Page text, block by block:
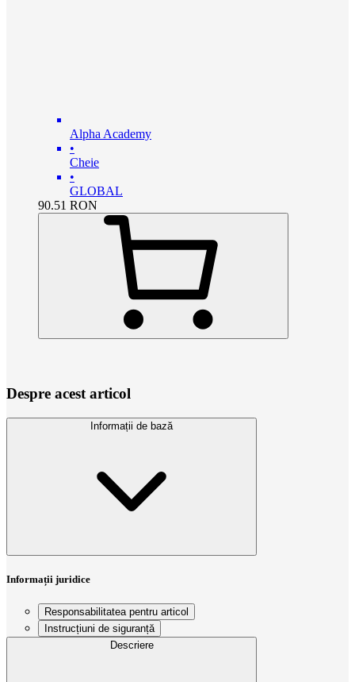
Alpha Academy
•
Cheie
•
GLOBAL
90.51 RON
Despre acest articol
Informații de bază
Informații juridice
Responsabilitatea pentru articol
Instrucțiuni de siguranță
Descriere